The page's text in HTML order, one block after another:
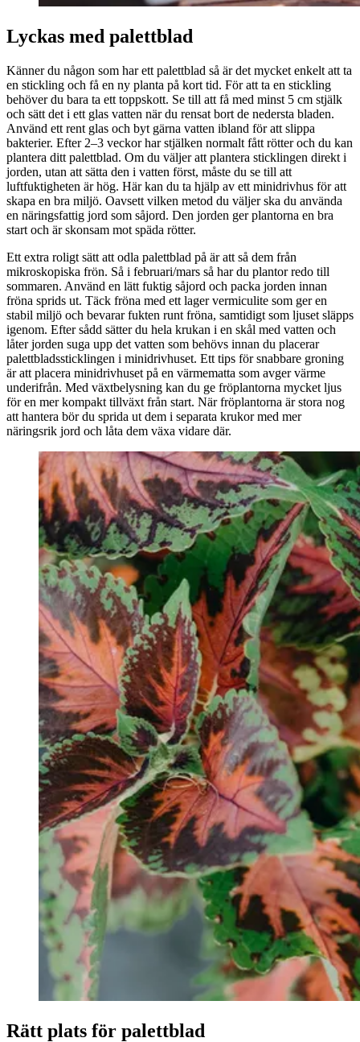
Lyckas med palettblad
Känner du någon som har ett palettblad så är det mycket enkelt att ta
en stickling och få en ny planta på kort tid. För att ta en stickling
behöver du bara ta ett toppskott. Se till att få med minst 5 cm stjälk
och sätt det i ett glas vatten när du rensat bort de nedersta bladen.
Använd ett rent glas och byt gärna vatten ibland för att slippa
bakterier. Efter 2–3 veckor har stjälken normalt fått rötter och du kan
plantera ditt palettblad. Om du väljer att plantera sticklingen direkt i
jorden, utan att sätta den i vatten först, måste du se till att
luftfuktigheten är hög. Här kan du ta hjälp av ett minidrivhus för att
skapa en bra miljö. Oavsett vilken metod du väljer ska du använda
en näringsfattig jord som såjord. Den jorden ger plantorna en bra
start och är skonsam mot späda rötter.
Ett extra roligt sätt att odla palettblad på är att så dem från
mikroskopiska frön. Så i februari/mars så har du plantor redo till
sommaren. Använd en lätt fuktig såjord och packa jorden innan
fröna sprids ut. Täck fröna med ett lager vermiculite som ger en
stabil miljö och bevarar fukten runt fröna, samtidigt som ljuset släpps
igenom. Efter sådd sätter du hela krukan i en skål med vatten och
låter jorden suga upp det vatten som behövs innan du placerar
palettbladssticklingen i minidrivhuset. Ett tips för snabbare groning
är att placera minidrivhuset på en värmematta som avger värme
underifrån. Med växtbelysning kan du ge fröplantorna mycket ljus
för en mer kompakt tillväxt från start. När fröplantorna är stora nog
att hantera bör du sprida ut dem i separata krukor med mer
näringsrik jord och låta dem växa vidare där.
Rätt plats för palettblad